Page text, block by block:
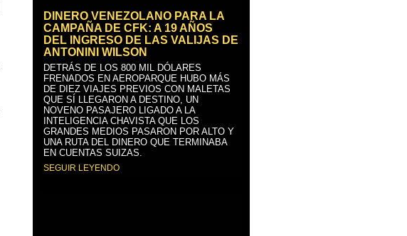
DINERO VENEZOLANO PARA LA
CAMPAÑA DE CFK: A 19 AÑOS
DEL INGRESO DE LAS VALIJAS DE
ANTONINI WILSON
DETRÁS DE LOS 800 MIL DÓLARES
FRENADOS EN AEROPARQUE HUBO MÁS
DE DIEZ VIAJES PREVIOS CON MALETAS
QUE SÍ LLEGARON A DESTINO, UN
NOVENO PASAJERO LIGADO A LA
INTELIGENCIA CHAVISTA QUE LOS
GRANDES MEDIOS PASARON POR ALTO Y
UNA RUTA DEL DINERO QUE TERMINABA
EN CUENTAS SUIZAS.
SEGUIR LEYENDO